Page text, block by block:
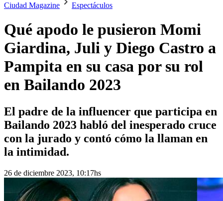
Ciudad Magazine Espectáculos
Qué apodo le pusieron Momi
Giardina, Juli y Diego Castro a
Pampita en su casa por su rol
en Bailando 2023
El padre de la influencer que participa en
Bailando 2023 habló del inesperado cruce
con la jurado y contó cómo la llaman en
la intimidad.
26 de diciembre 2023, 10:17hs